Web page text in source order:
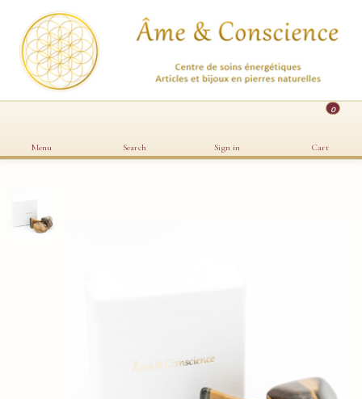
Menu Search Sign in
0
Cart